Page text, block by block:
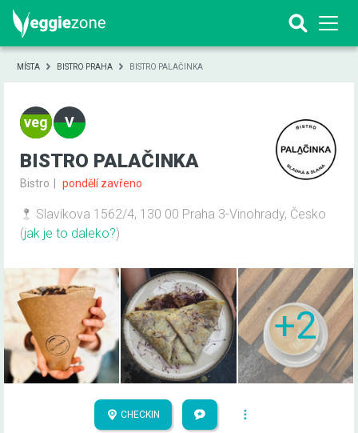
MÍSTA BISTRO PRAHA BISTRO PALAČINKA
BISTRO PALAČINKA
Bistro pondělí zavřeno
Slavíkova 1562/4, 130 00 Praha 3-Vinohrady, Česko
(jak je to daleko?)
+2
CHECKIN